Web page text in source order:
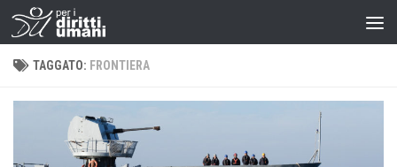
TAGGATO: FRONTIERA